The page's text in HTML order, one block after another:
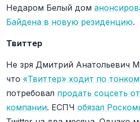
Недаром Белый дом
Байдена в новую резиденцию.
Твиттер
Не зря Дмитрий Анатольевич
что «Твиттер» ходит по
потребовал продать соцсеть
компании. ЕСПЧ обязал